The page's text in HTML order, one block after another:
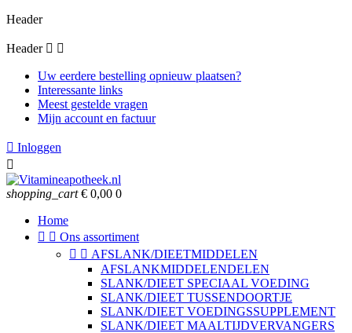
Header
Header  
Uw eerdere bestelling opnieuw plaatsen?
Interessante links
Meest gestelde vragen
Mijn account en factuur
 Inloggen

shopping_cart € 0,00 0
Home
  Ons assortiment
  AFSLANK/DIEETMIDDELEN
AFSLANKMIDDELENDELEN
SLANK/DIEET SPECIAAL VOEDING
SLANK/DIEET TUSSENDOORTJE
SLANK/DIEET VOEDINGSSUPPLEMENT
SLANK/DIEET MAALTIJDVERVANGERS